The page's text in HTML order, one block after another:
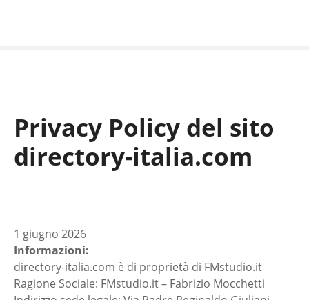
Privacy Policy del sito
directory-italia.com
1 giugno 2026
Informazioni:
directory-italia.com è di proprietà di FMstudio.it
Ragione Sociale: FMstudio.it – Fabrizio Mocchetti